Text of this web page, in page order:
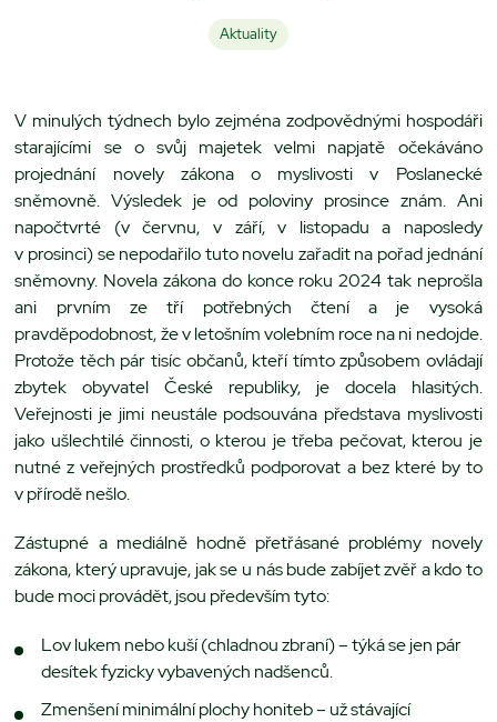
Aktuality
V minulých týdnech bylo zejména zodpovědnými hospodáři
starajícími se o svůj majetek velmi napjatě očekáváno
projednání novely zákona o myslivosti v Poslanecké
sněmovně. Výsledek je od poloviny prosince znám. Ani
napočtvrté (v červnu, v září, v listopadu a naposledy
v prosinci) se nepodařilo tuto novelu zařadit na pořad jednání
sněmovny. Novela zákona do konce roku 2024 tak neprošla
ani prvním ze tří potřebných čtení a je vysoká
pravděpodobnost, že v letošním volebním roce na ni nedojde.
Protože těch pár tisíc občanů, kteří tímto způsobem ovládají
zbytek obyvatel České republiky, je docela hlasitých.
Veřejnosti je jimi neustále podsouvána představa myslivosti
jako ušlechtilé činnosti, o kterou je třeba pečovat, kterou je
nutné z veřejných prostředků podporovat a bez které by to
v přírodě nešlo.
Zástupné a mediálně hodně přetřásané problémy novely
zákona, který upravuje, jak se u nás bude zabíjet zvěř a kdo to
bude moci provádět, jsou především tyto:
Lov lukem nebo kuší (chladnou zbraní) – týká se jen pár
desítek fyzicky vybavených nadšenců.
Zmenšení minimální plochy honiteb – už stávající